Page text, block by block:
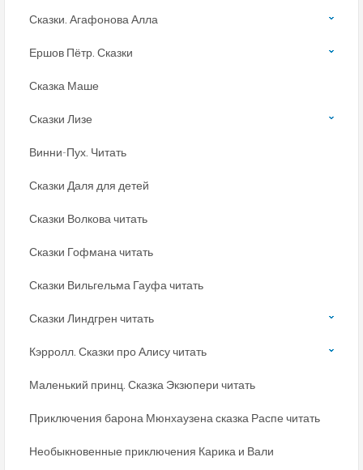
Сказки. Агафонова Алла
Ершов Пётр. Сказки
Сказка Маше
Сказки Лизе
Винни-Пух. Читать
Сказки Даля для детей
Сказки Волкова читать
Сказки Гофмана читать
Сказки Вильгельма Гауфа читать
Сказки Линдгрен читать
Кэрролл. Сказки про Алису читать
Маленький принц. Сказка Экзюпери читать
Приключения барона Мюнхаузена сказка Распе читать
Необыкновенные приключения Карика и Вали